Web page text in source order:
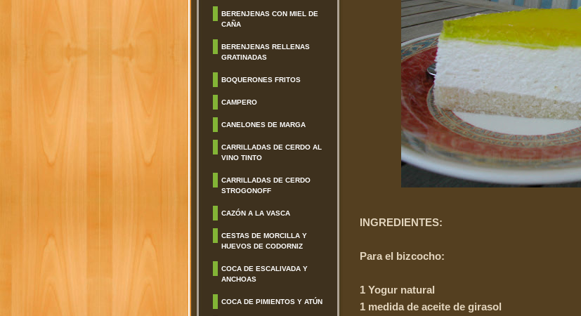
BERENJENAS CON MIEL DE
CAÑA
BERENJENAS RELLENAS
GRATINADAS
BOQUERONES FRITOS
CAMPERO
CANELONES DE MARGA
CARRILLADAS DE CERDO AL
VINO TINTO
CARRILLADAS DE CERDO
STROGONOFF
CAZÓN A LA VASCA
CESTAS DE MORCILLA Y
HUEVOS DE CODORNIZ
COCA DE ESCALIVADA Y
ANCHOAS
COCA DE PIMIENTOS Y ATÚN
INGREDIENTES:
Para el bizcocho:
1 Yogur natural
1 medida de aceite de girasol